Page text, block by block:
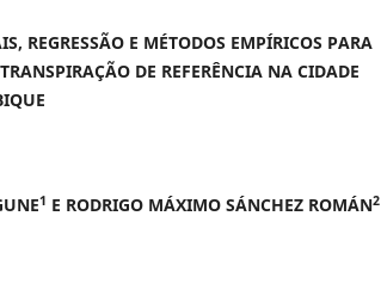
REGRESSÃO E MÉTODOS EMPÍRICOS PARA
DE REFERÊNCIA NA CIDADE
1 E RODRIGO MÁXIMO SÁNCHEZ ROMÁN2